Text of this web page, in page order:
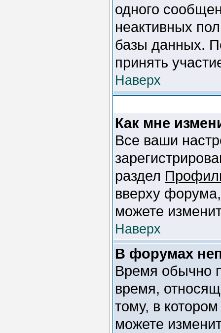
одного
неактивных
базы данных.
принять
Наверх
Как мне
Все ваши
раздел
вверху
можете
Наверх
В форумах
Время обычно
время,
тому, в
можете